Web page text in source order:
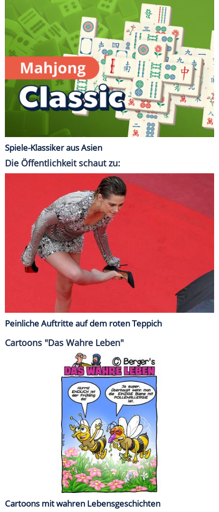
Spiele-Klassiker aus Asien
Die Öffentlichkeit schaut zu:
Peinliche Auftritte auf dem roten Teppich
Cartoons "Das Wahre Leben"
Cartoons mit wahren Lebensgeschichten